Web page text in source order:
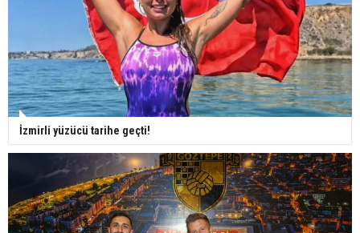
İzmirli yüzücü tarihe geçti!